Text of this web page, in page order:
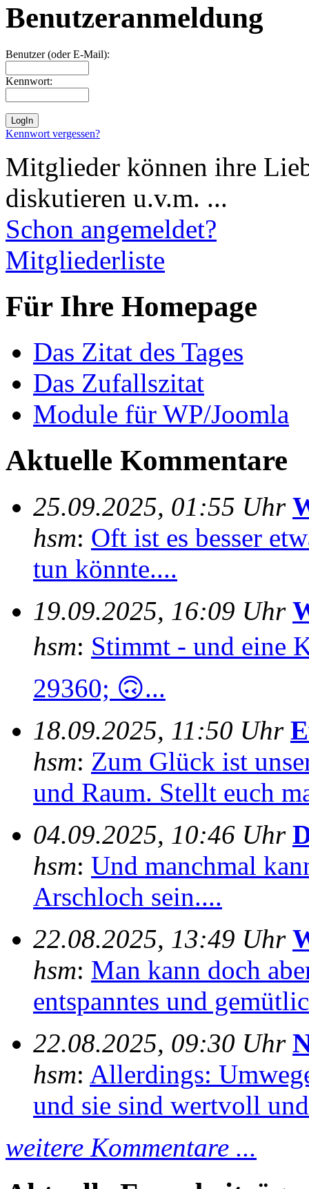
Benutzeranmeldung
Benutzer (oder E-Mail):
Kennwort:
Kennwort vergessen?
Mitglieder können ihre
diskutieren u.v.m. ...
Schon angemeldet?
Mitgliederliste
Für Ihre Homepage
Das Zitat des Tages
Das Zufallszitat
Module für WP/Joomla
Aktuelle Kommentare
25.09.2025, 01:55 Uhr
hsm: Oft ist es besser
tun könnte....
19.09.2025, 16:09 Uhr
hsm: Stimmt - und eine
29360; 🙃...
18.09.2025, 11:50 Uhr
hsm: Zum Glück ist
und Raum. Stellt euch
04.09.2025, 10:46 Uhr
hsm: Und manchmal
Arschloch sein....
22.08.2025, 13:49 Uhr
hsm: Man kann doch
entspanntes und
22.08.2025, 09:30 Uhr
hsm: Allerdings:
und sie sind wertvoll
weitere Kommentare ...